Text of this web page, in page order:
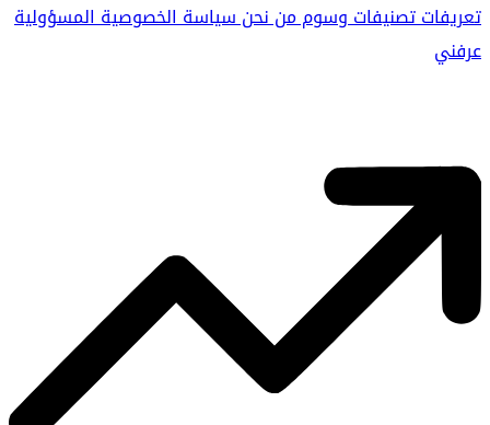
تعريفاتتصنيفاتوسوممن نحنسياسة الخصوصيةالمسؤولية
عرفني